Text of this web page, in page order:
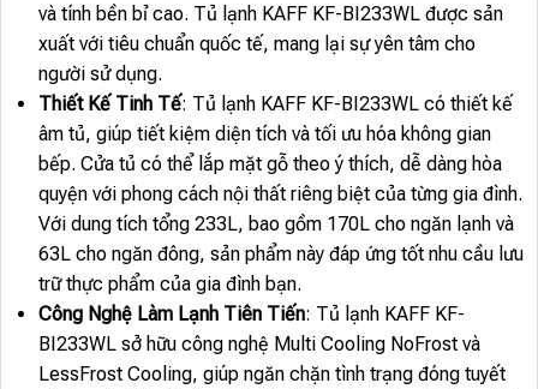
và tính bền bỉ cao. Tủ lạnh KAFF KF-BI233WL được sản
xuất với tiêu chuẩn quốc tế, mang lại sự yên tâm cho
người sử dụng.
Thiết Kế Tinh Tế: Tủ lạnh KAFF KF-BI233WL có thiết kế
âm tủ, giúp tiết kiệm diện tích và tối ưu hóa không gian
bếp. Cửa tủ có thể lắp mặt gỗ theo ý thích, dễ dàng hòa
quyện với phong cách nội thất riêng biệt của từng gia đình.
Với dung tích tổng 233L, bao gồm 170L cho ngăn lạnh và
63L cho ngăn đông, sản phẩm này đáp ứng tốt nhu cầu lưu
trữ thực phẩm của gia đình bạn.
Công Nghệ Làm Lạnh Tiên Tiến: Tủ lạnh KAFF KF-
BI233WL sở hữu công nghệ Multi Cooling NoFrost và
LessFrost Cooling, giúp ngăn chặn tình trạng đóng tuyết